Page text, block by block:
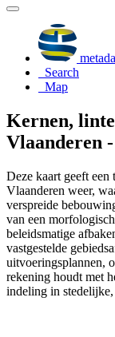
Search
Map
Kernen,
Vlaanderen
Deze kaart geeft
Vlaanderen weer,
verspreide
van een
beleidsmatige
vastgestelde
uitvoeringsplannen,
rekening houdt met
indeling in